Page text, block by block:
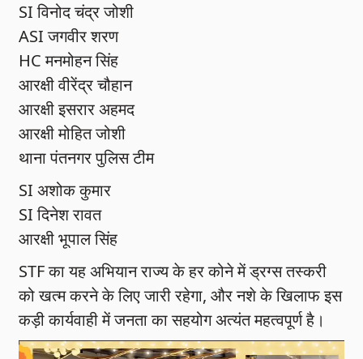
SI विनोद चंद्र जोशी
ASI जगवीर शरण
HC मनमोहन सिंह
आरक्षी वीरेंद्र चौहान
आरक्षी इसरार अहमद
आरक्षी मोहित जोशी
थाना पंतनगर पुलिस टीम
SI अशोक कुमार
SI दिनेश रावत
आरक्षी भूपाल सिंह
STF का यह अभियान राज्य के हर कोने में ड्रग्स तस्करी
को खत्म करने के लिए जारी रहेगा, और नशे के खिलाफ इस
कड़ी कार्यवाही में जनता का सहयोग अत्यंत महत्वपूर्ण है।